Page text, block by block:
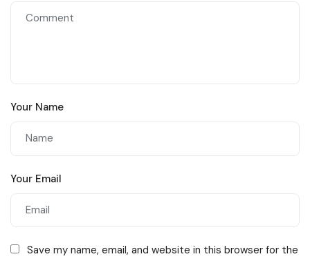
Your Name
Your Email
Save my name, email, and website in this browser for the